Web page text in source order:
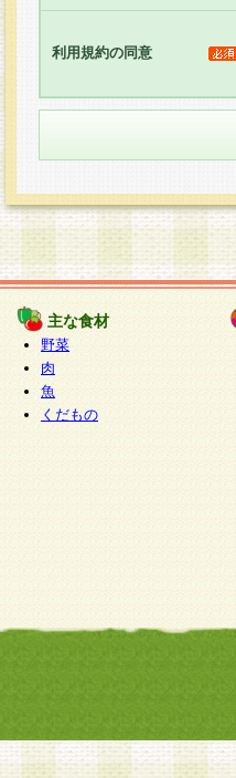
りま す。
3.当社は、会員の
方 法・手段にて、
きるものとします
に掲示したときに
てその効力を生じ
4.本規約は、会員
の当社による会員
たものとみなされ
5.当社がお聞きす
で提 供いただいた
自らの個人情報の
をお預かりいたし
商品やサービス等
了承ください。
6.当社は、お客様
加・ 利用停止等を
て確認できた場合
いただきます。な
ります。
1.会員とは、本規
了し、当社が承認
が以下に該当する
利用規約の同意
主な食材
野菜
肉
魚
くだもの